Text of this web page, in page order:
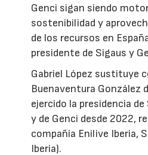
Genci sigan siendo
sostenibilidad y
de los recursos en
presidente de Sigaus y
Gabriel López sustituye
Buenaventura González
ejercido la presidencia
y de Genci desde 2022,
compañía Enilive Iberia,
Iberia).